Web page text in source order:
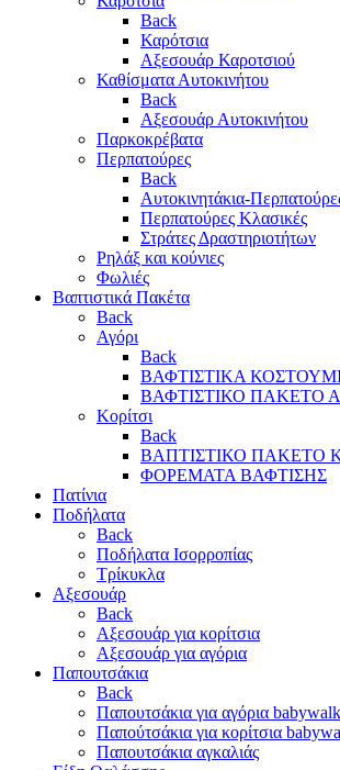
Back
Καρότσια
Αξεσουάρ Καροτσιού
Καθίσματα Αυτοκινήτου
Back
Αξεσουάρ Αυτοκινήτου
Παρκοκρέβατα
Περπατούρες
Back
Αυτοκινητάκια-
Περπατούρες Κλασικές
Στράτες Δραστηριοτήτων
Ρηλάξ και κούνιες
Φωλιές
Βαπτιστικά Πακέτα
Back
Αγόρι
Back
ΒΑΦΤΙΣΤΙΚΑ
ΒΑΦΤΙΣΤΙΚΟ ΠΑΚΕΤΟ
Κορίτσι
Back
ΒΑΠΤΙΣΤΙΚΟ ΠΑΚΕΤΟ
ΦΟΡΕΜΑΤΑ ΒΑΦΤΙΣΗΣ
Πατίνια
Ποδήλατα
Back
Ποδήλατα Ισορροπίας
Τρίκυκλα
Αξεσουάρ
Back
Αξεσουάρ για κορίτσια
Αξεσουάρ για αγόρια
Παπουτσάκια
Back
Παπουτσάκια για αγόρια
Παπούτσάκια για κορίτσια
Παπουτσάκια αγκαλιάς